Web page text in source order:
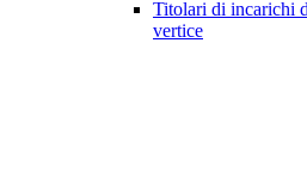
Titolari di incarichi
vertice